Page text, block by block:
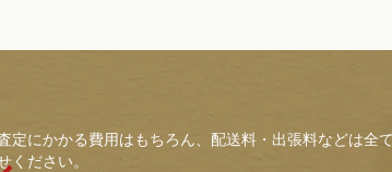
定にかかる費用はもちろん、配送料・出張料などは全
ください。